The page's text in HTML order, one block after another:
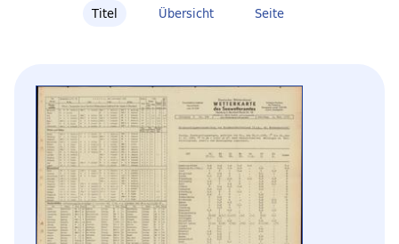
Titel Übersicht Seite